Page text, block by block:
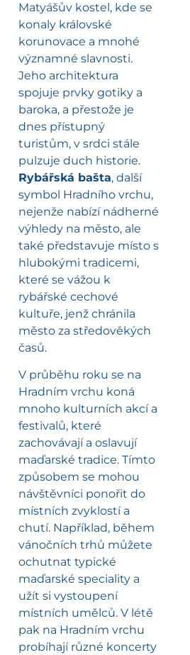
Matyášův kostel, kde se
konaly královské
korunovace a mnohé
významné slavnosti.
Jeho architektura
spojuje prvky gotiky a
baroka, a přestože je
dnes přístupný
turistům, v srdci stále
pulzuje duch historie.
Rybářská bašta, další
symbol Hradního vrchu,
nejenže nabízí nádherné
výhledy na město, ale
také představuje místo s
hlubokými tradicemi,
které se vážou k
rybářské cechové
kultuře, jenž chránila
město za středověkých
časů.
V průběhu roku se na
Hradním vrchu koná
mnoho kulturních akcí a
festivalů, které
zachovávají a oslavují
maďarské tradice. Tímto
způsobem se mohou
návštěvníci ponořit do
místních zvyklostí a
chutí. Například, během
vánočních trhů můžete
ochutnat typické
maďarské speciality a
užít si vystoupení
místních umělců. V létě
pak na Hradním vrchu
probíhají různé koncerty